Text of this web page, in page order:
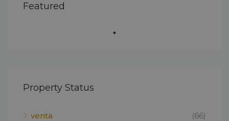
Featured
Property Status
venta (66)